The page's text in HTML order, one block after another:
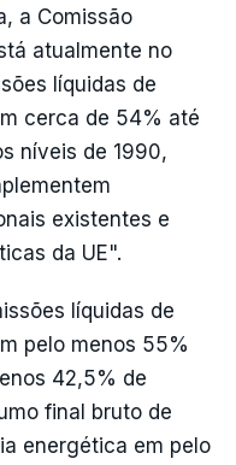
a Comissão
atualmente no
líquidas de
cerca de 54% até
níveis de 1990,
existentes e
da UE".
líquidas de
pelo menos 55%
42,5% de
final bruto de
energética em pelo